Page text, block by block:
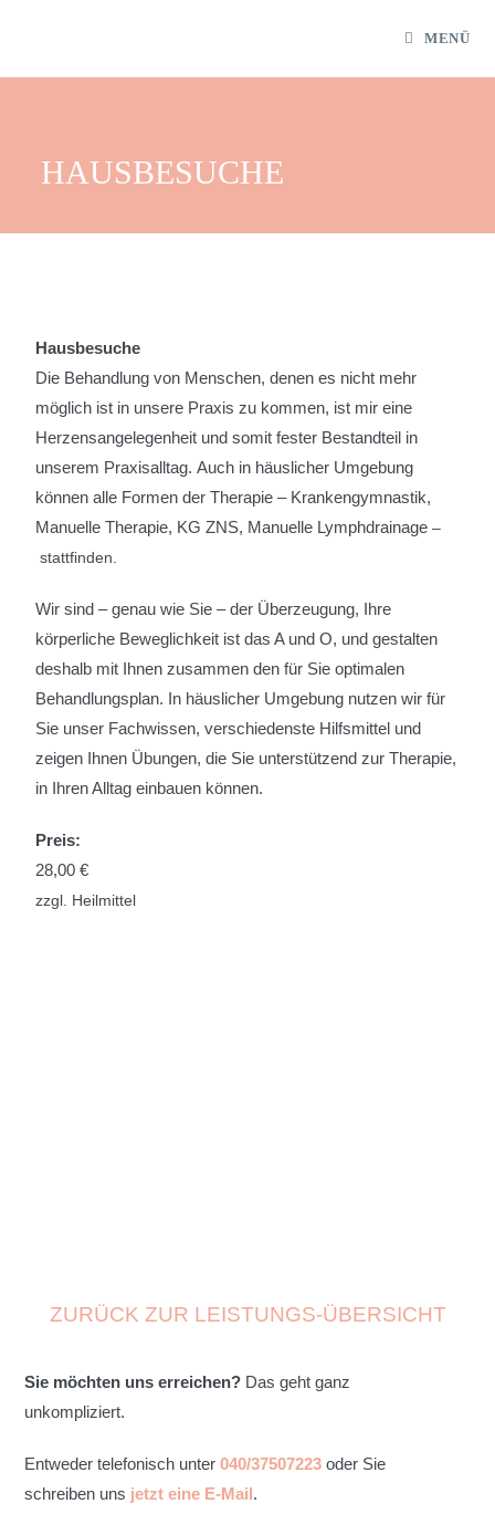
MENÜ
HAUSBESUCHE
Hausbesuche
Die Behandlung von Menschen, denen es nicht mehr
möglich ist in unsere Praxis zu kommen, ist mir eine
Herzensangelegenheit und somit fester Bestandteil in
unserem Praxisalltag. Auch in häuslicher Umgebung
können alle Formen der Therapie – Krankengymnastik,
Manuelle Therapie, KG ZNS, Manuelle Lymphdrainage–
stattfinden.
Wir sind – genau wie Sie – der Überzeugung, Ihre
körperliche Beweglichkeit ist das A und O, und gestalten
deshalb mit Ihnen zusammen den für Sie optimalen
Behandlungsplan. In häuslicher Umgebung nutzen wir für
Sie unser Fachwissen, verschiedenste Hilfsmittel und
zeigen Ihnen Übungen, die Sie unterstützend zur Therapie,
in Ihren Alltag einbauen können.
Preis:
28,00 €
zzgl. Heilmittel
ZURÜCK ZUR LEISTUNGS-ÜBERSICHT
Sie möchten uns erreichen? Das geht ganz
unkompliziert.
Entweder telefonisch unter040/37507223 oder Sie
schreiben uns jetzt eine E-Mail .